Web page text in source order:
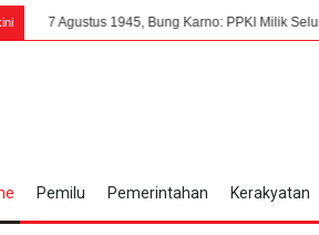
1945, Bung Karno: PPKI Milik Seluruh Rakyat
Pemilu Pemerintahan Kerakyatan